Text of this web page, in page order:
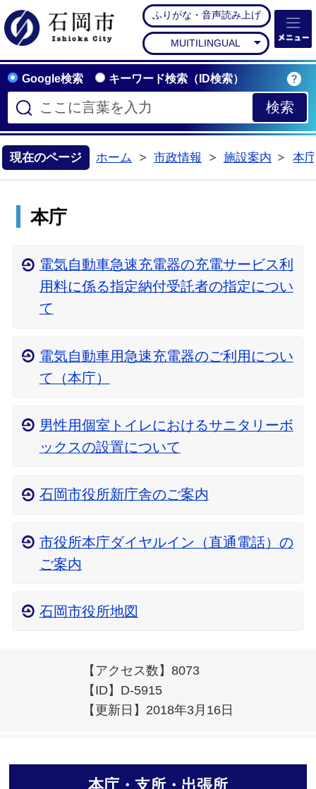
石岡市公式ホームペー
ふりがな・音声読み上げ
MUITILINGUAL
Google検索 キーワード検索（ID検索）
現在のページ ホーム
市政情報
施設案内
本
本庁
電気自動車急速充電器の充電サービス利
用料に係る指定納付受託者の指定につい
て
電気自動車用急速充電器のご利用につい
て（本庁）
男性用個室トイレにおけるサニタリーボ
ックスの設置について
石岡市役所新庁舎のご案内
市役所本庁ダイヤルイン（直通電話）の
ご案内
石岡市役所地図
【アクセス数】 8073
【ID】 D-5915
【更新日】 2018年3月16日
本庁・支所・出張所